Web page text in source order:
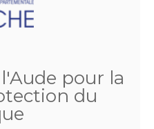
pour la
du